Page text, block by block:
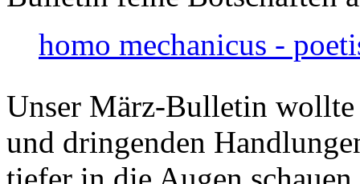
homo mechanicus -
Unser März-Bulletin
und dringenden